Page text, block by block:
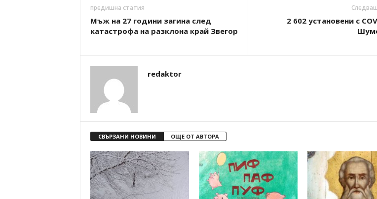
предишна статия
Мъж на 27 години загина след
катастрофа на разклона край Звегор
2 602 установени с
redaktor
СВЪРЗАНИ НОВИНИ ОЩЕ ОТ АВТОРА